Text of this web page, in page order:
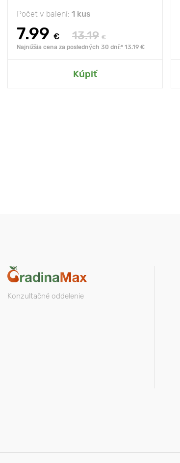
Počet v balení: 1 kus
7.99 € 13.19 €
Najnižšia cena za posledných 30 dní:* 13.19 €
Kúpiť
Konzultačné oddelenie